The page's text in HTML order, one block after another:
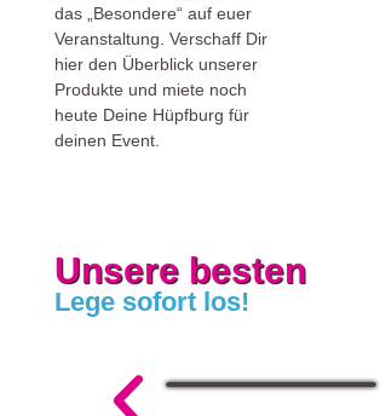
das „Besondere“ auf euer
Veranstaltung. Verschaff Dir
hier den Überblick unserer
Produkte und miete noch
heute Deine Hüpfburg für
deinen Event.
Unsere besten
Lege sofort los!